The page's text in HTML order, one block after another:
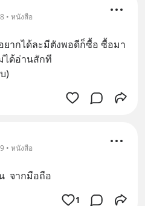
• หนังสือ
ยากได้ละมีตังพอดีก็ซื้อ ซื้อมา
ได้อ่านสักที
)
• หนังสือ
จากมือถือ
1